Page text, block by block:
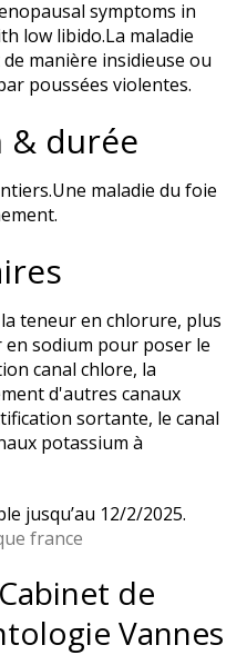
symptoms in
low libido.La maladie
manière insidieuse ou
poussées violentes.
& durée
maladie du foie
teneur en chlorure, plus
sodium pour poser le
canal chlore, la
d'autres canaux
sortante, le canal
potassium à
jusqu’au 12/2/2025.
france
de
Vannes